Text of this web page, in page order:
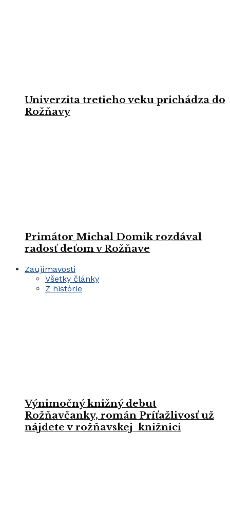
Univerzita tretieho veku prichádza do
Rožňavy
Primátor Michal Domik rozdával
radosť deťom v Rožňave
Zaujímavosti
Všetky články
Z histórie
Výnimočný knižný debut
Rožňavčanky, román Príťažlivosť už
nájdete v rožňavskej knižnici